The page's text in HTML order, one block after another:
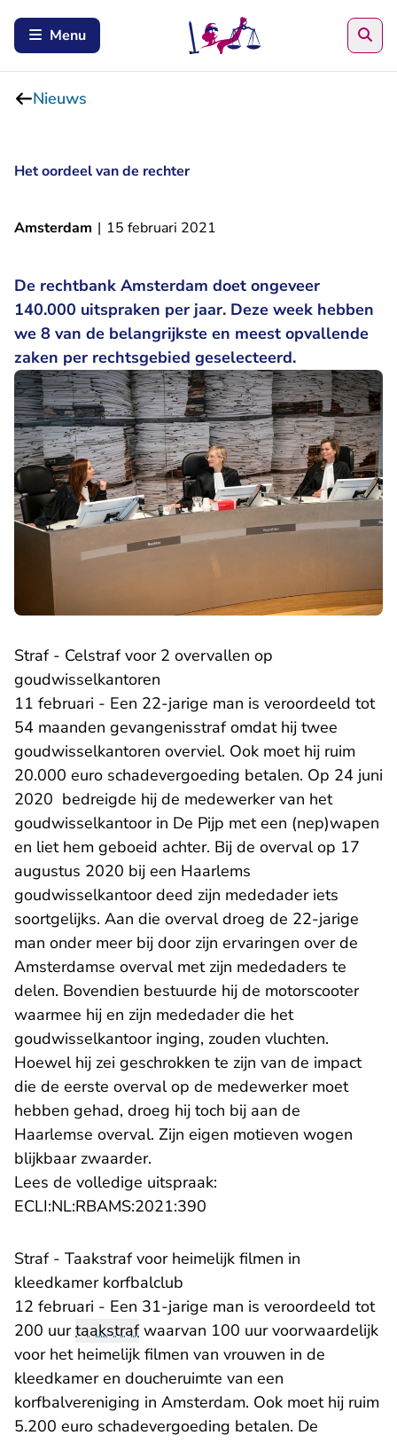
Menu
Nieuws
Het oordeel van de rechter
Amsterdam | 15 februari 2021
De rechtbank Amsterdam doet ongeveer
140.000 uitspraken per jaar. Deze week hebben
we 8 van de belangrijkste en meest opvallende
zaken per rechtsgebied geselecteerd.
Straf - Celstraf voor 2 overvallen op
goudwisselkantoren
11 februari - Een 22-jarige man is veroordeeld tot
54 maanden gevangenisstraf omdat hij twee
goudwisselkantoren overviel. Ook moet hij ruim
20.000 euro schadevergoeding betalen. Op 24 juni
2020 bedreigde hij de medewerker van het
goudwisselkantoor in De Pijp met een (nep)wapen
en liet hem geboeid achter. Bij de overval op 17
augustus 2020 bij een Haarlems
goudwisselkantoor deed zijn mededader iets
soortgelijks. Aan die overval droeg de 22-jarige
man onder meer bij door zijn ervaringen over de
Amsterdamse overval met zijn mededaders te
delen. Bovendien bestuurde hij de motorscooter
waarmee hij en zijn mededader die het
goudwisselkantoor inging, zouden vluchten.
Hoewel hij zei geschrokken te zijn van de impact
die de eerste overval op de medewerker moet
hebben gehad, droeg hij toch bij aan de
Haarlemse overval. Zijn eigen motieven wogen
blijkbaar zwaarder.
Lees de volledige uitspraak:
ECLI:NL:RBAMS:2021:390
Straf - Taakstraf voor heimelijk filmen in
kleedkamer korfbalclub
12 februari - Een 31-jarige man is veroordeeld tot
200 uurtaakstrafwaarvan 100 uur voorwaardelijk
voor het heimelijk filmen van vrouwen in de
kleedkamer en doucheruimte van een
korfbalvereniging in Amsterdam. Ook moet hij ruim
5.200 euro schadevergoeding betalen. De